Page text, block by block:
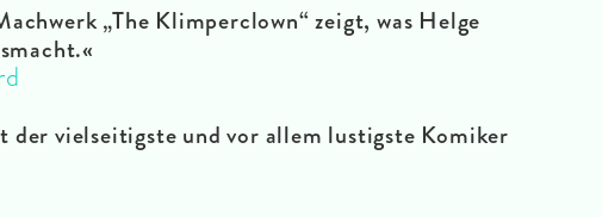
„The Klimperclown“ zeigt, was Helge
der vielseitigste und vor allem lustigste Komiker